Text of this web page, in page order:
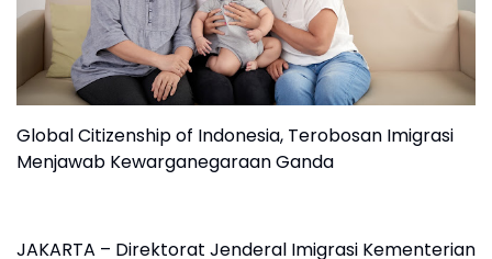
Global Citizenship of Indonesia, Terobosan Imigrasi
Menjawab Kewarganegaraan Ganda
JAKARTA – Direktorat Jenderal Imigrasi Kementerian